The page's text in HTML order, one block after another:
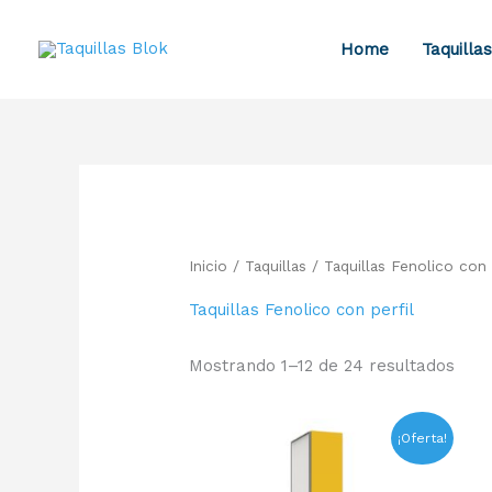
Home Taquillas
Inicio / Taquillas / Taquillas Fenolico con
Taquillas Fenolico con perfil
Mostrando 1–12 de 24 resultados
¡Oferta!
El
El
precio
actual